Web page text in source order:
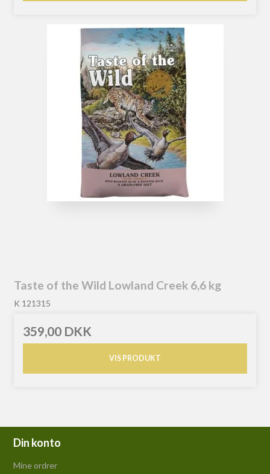
Taste of the Wild Lowland Creek 6,6 kg
K 121315
359,00 DKK
VIS PRODUKT
Din konto
Mine ordrer